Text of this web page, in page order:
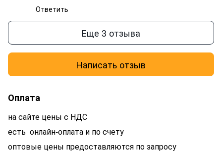
Ответить
Еще 3 отзыва
Написать отзыв
Оплата
на сайте цены с НДС
есть онлайн-оплата и по счету
оптовые цены предоставляются по запросу